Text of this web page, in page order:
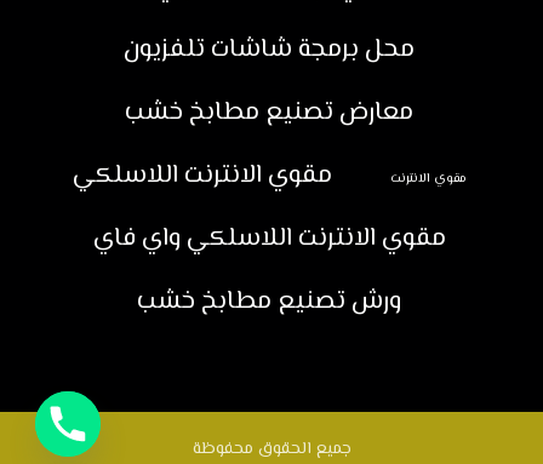
محل برمجة شاشات تلفزيون
معارض تصنيع مطابخ خشب
مقوي الانترنت
مقوي الانترنت اللاسلكي
مقوي الانترنت اللاسلكي واي فاي
ورش تصنيع مطابخ خشب
جميع الحقوق محفوظة